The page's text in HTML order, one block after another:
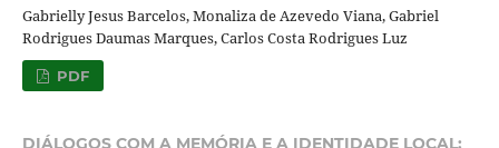
Gabrielly Jesus Barcelos, Monaliza de Azevedo Viana, Gabriel
Rodrigues Daumas Marques, Carlos Costa Rodrigues Luz
PDF
DIÁLOGOS COM A MEMÓRIA E A IDENTIDADE LOCAL: